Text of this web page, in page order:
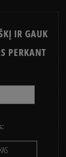
IR GAUK
PERKANT